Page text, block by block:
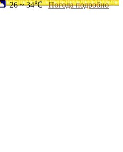
26 ~ 34℃ Погода подробно